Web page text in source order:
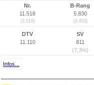
Nr.
11.518
(3.510)
B-Rang
5.830
(3.453)
DTV
11.110
SV
811
(7,3%)
Infos...